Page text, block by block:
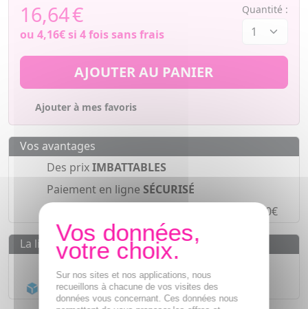
16,64€
ou 4,16€si 4 fois sans frais
Quantité :
AJOUTER AU PANIER
Ajouter à mes favoris
Vos avantages
Des prixIMBATTABLES
Paiement en ligne SÉCURISÉ
à partir de 30€
La livraison
Acheminement Chronopost en 24h*
Sur nos sites et nos applications, nous
recueillons à chacune de vos visites des
données vous concernant. Ces données nous